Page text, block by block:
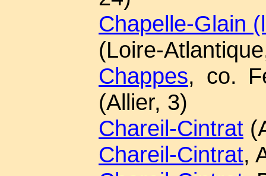
Chapelle-Glain
(Loire-
Chappes, co.
(Allier, 3)
Chareil-Cintrat
Chareil-Cintrat,